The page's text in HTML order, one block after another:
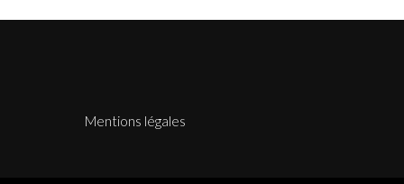
Mentions légales